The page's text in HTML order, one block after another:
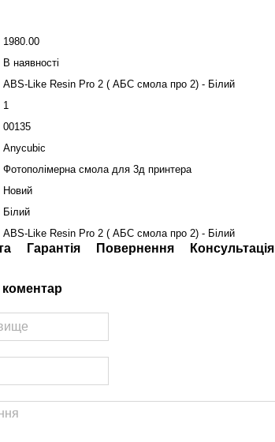
1980.00
В наявності
ABS-Like Resin Pro 2 ( АБС смола про 2) - Білий
1
00135
Anycubic
Фотополімерна смола для 3д принтера
Новий
Білий
ABS-Like Resin Pro 2 ( АБС смола про 2) - Білий
Гарантія Повернення Консультація
коментар